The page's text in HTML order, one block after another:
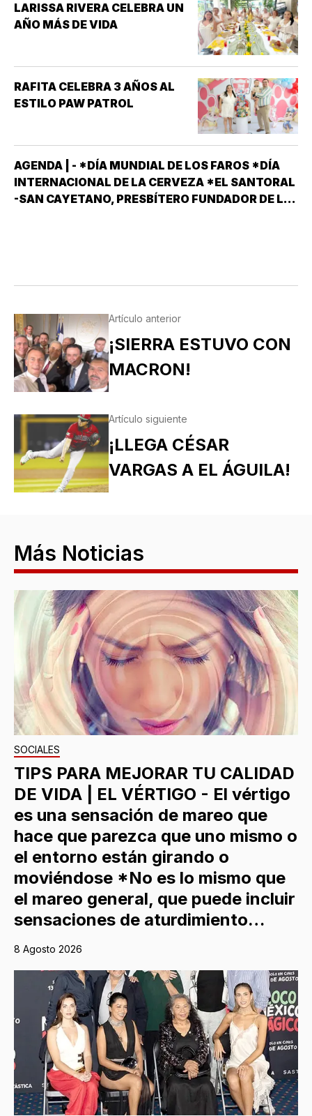
LARISSA RIVERA CELEBRA UN
AÑO MÁS DE VIDA
RAFITA CELEBRA 3 AÑOS AL
ESTILO PAW PATROL
AGENDA | - *DÍA MUNDIAL DE LOS FAROS *DÍA
INTERNACIONAL DE LA CERVEZA *EL SANTORAL
-SAN CAYETANO, PRESBÍTERO FUNDADOR DE LA
Artículo anterior
¡SIERRA ESTUVO CON
MACRON!
Artículo siguiente
¡LLEGA CÉSAR
VARGAS A EL ÁGUILA!
Más Noticias
SOCIALES
TIPS PARA MEJORAR TU CALIDAD
DE VIDA | EL VÉRTIGO - El vértigo
es una sensación de mareo que
hace que parezca que uno mismo o
el entorno están girando o
moviéndose *No es lo mismo que
el mareo general, que puede incluir
sensaciones de aturdimiento…
8 Agosto 2026